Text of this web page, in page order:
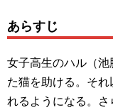
あらすじ
女子高生のハル（
た猫を助ける。そ
れるようになる。